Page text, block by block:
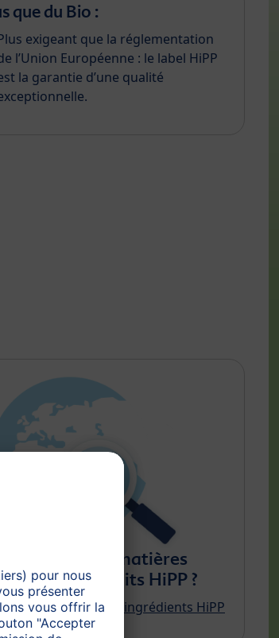
que du Bio :
exigeant que la réglementation
l’Union Européenne : le label HiPP
la garantie d’une qualité
les matières
de nos produits HiPP ?
l'origine des ingrédients HiPP